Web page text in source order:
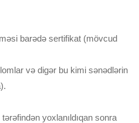
barədə sertifikat (mövcud
və digər bu kimi sənədlərin
yoxlanıldıqan sonra